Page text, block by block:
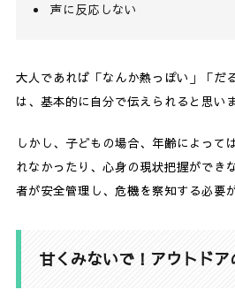
声に反応しない
大人であれば「なんか熱っぽい」「だ
は、基本的に自分で伝えられると思いま
しかし、子どもの場合、年齢によって
れなかったり、心身の現状把握ができ
者が安全管理し、危機を察知する必要
甘くみないで！アウトド